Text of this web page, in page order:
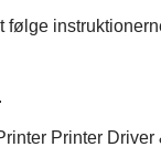
Printer